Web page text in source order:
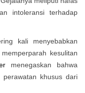
intoleransi terhadap
kali menyebabkan
kesulitan
menegaskan bahwa
perawatan khusus dari